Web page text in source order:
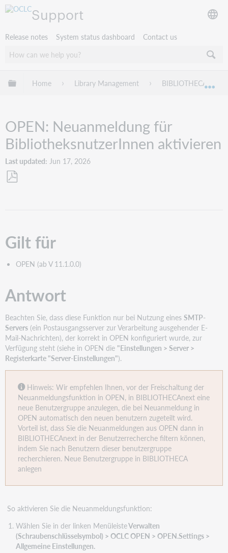
Support
Release notes System status dashboard Contact us
Expand/collapse global hierarchy
Home Library Management BIBLIOTHECA
OPEN: Neuanmeldung für
BibliotheksnutzerInnen aktivieren
Last updated Jun 17, 2026
Gilt für
OPEN (ab V 11.1.0.0)
Antwort
Beachten Sie, dass diese Funktion nur bei Nutzung eines SMTP-
Servers (ein Postausgangsserver zur Verarbeitung ausgehender E-
Mail-Nachrichten), der korrekt in OPEN konfiguriert wurde, zur
Verfügung steht (siehe in OPEN die "Einstellungen > Server >
Registerkarte "Server-Einstellungen").
Hinweis: Wir empfehlen Ihnen, vor der Freischaltung der
Neuanmeldungsfunktion in OPEN, in BIBLIOTHECAnext eine
neue Benutzergruppe anzulegen, die bei Neuanmeldung in
OPEN automatisch den neuen benutzern zugeteilt wird.
Vorteil ist, dass Sie die Neuanmeldungen aus OPEN dann in
BIBLIOTHECAnext in der Benutzerrecherche filtern können,
indem Sie nach Benutzern dieser benutzergruppe
recherchieren. Neue Benutzergruppe in BIBLIOTHECA
anlegen
So aktivieren Sie die Neuanmeldungsfunktion:
Wählen Sie in der linken MenüleisteVerwalten
(Schraubenschlüsselsymbol) > OCLC OPEN > OPEN.Settings >
Allgemeine Einstellungen.